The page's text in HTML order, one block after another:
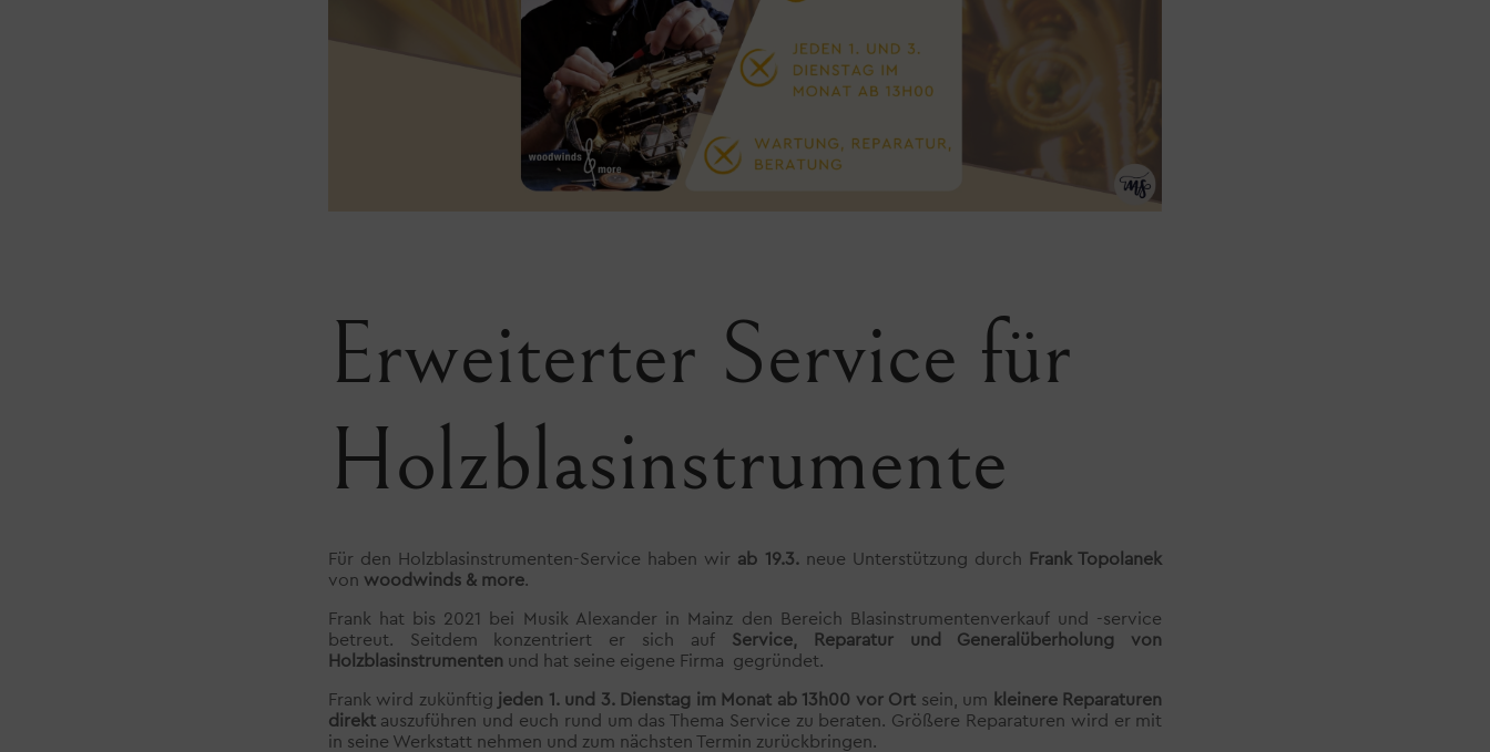
Erweiterter Service für
Holzblasinstrumente
Für den Holzblasinstrumenten-Service haben wir ab 19.3.neue Unterstützung durch
Frank Topolanek
von woodwinds & more.
Frank hat bis 2021 bei Musik Alexander in Mainz den Bereich Blasinstrumentenverkauf und -service
betreut. Seitdem konzentriert er sich auf Service, Reparatur und Generalüberholung von
Holzblasinstrumenten und hat seine eigene Firma gegründet.
Frank wird zukünftig jeden 1. und 3. Dienstag im Monat ab 13h00 vor Ort sein, um kleinere Reparaturen
direkt auszuführen und euch rund um das Thema Service zu beraten. Größere Reparaturen wird er mit
in seine Werkstatt nehmen und zum nächsten Termin zurückbringen.